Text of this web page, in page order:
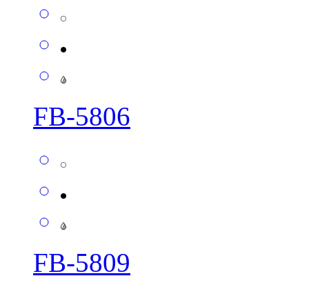
FB-5806
FB-5809